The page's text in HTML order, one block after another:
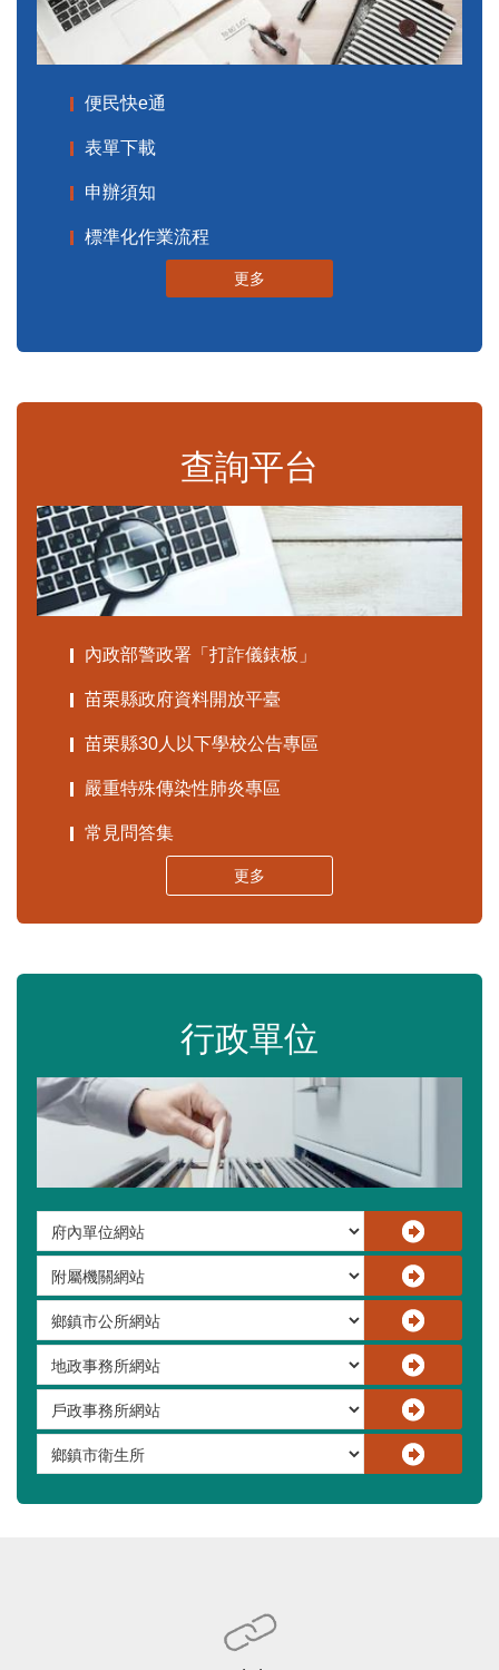
便民快e通
表單下載
申辦須知
標準化作業流程
更多
查詢平台
內政部警政署「打詐儀錶板」
苗栗縣政府資料開放平臺
苗栗縣30人以下學校公告專區
嚴重特殊傳染性肺炎專區
常見問答集
更多
行政單位